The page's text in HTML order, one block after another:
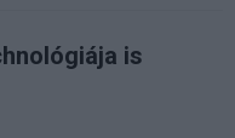
is